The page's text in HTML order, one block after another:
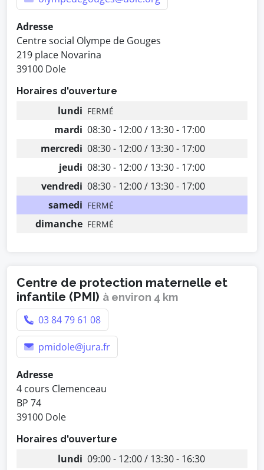
Adresse
Centre social Olympe de Gouges
219 place Novarina
39100 Dole
Horaires d'ouverture
lundi FERMÉ
mardi 08:30 - 12:00 / 13:30 - 17:00
mercredi 08:30 - 12:00 / 13:30 - 17:00
jeudi 08:30 - 12:00 / 13:30 - 17:00
vendredi 08:30 - 12:00 / 13:30 - 17:00
samedi FERMÉ
dimanche FERMÉ
Centre de protection maternelle et
infantile (PMI) à environ 4 km
03 84 79 61 08
pmidole@jura.fr
Adresse
4 cours Clemenceau
BP 74
39100 Dole
Horaires d'ouverture
lundi 09:00 - 12:00 / 13:30 - 16:30